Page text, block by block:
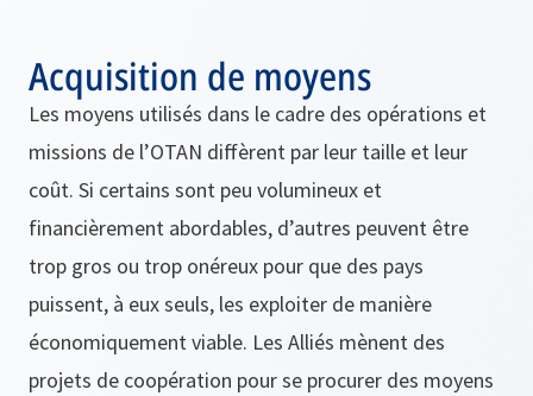
Acquisition de moyens
Les moyens utilisés dans le cadre des opérations et
missions de l’OTAN diffèrent par leur taille et leur
coût. Si certains sont peu volumineux et
financièrement abordables, d’autres peuvent être
trop gros ou trop onéreux pour que des pays
puissent, à eux seuls, les exploiter de manière
économiquement viable. Les Alliés mènent des
projets de coopération pour se procurer des moyens